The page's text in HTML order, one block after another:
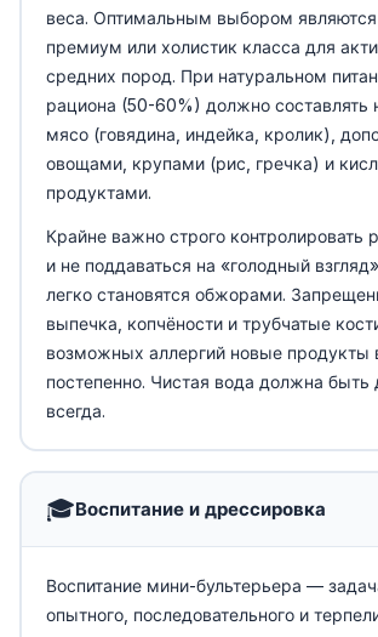
веса. Оптимальным выбором
премиум или холистик класса для
средних пород. При натуральном
рациона (50-60%) должно составлять
мясо (говядина, индейка, кролик),
овощами, крупами (рис, гречка) и
продуктами.
Крайне важно строго контролировать
и не поддаваться на «голодный
легко становятся обжорами.
выпечка, копчёности и трубчатые
возможных аллергий новые продукты
постепенно. Чистая вода должна быть
всегда.
🎓Воспитание и дрессировка
Воспитание мини-бультерьера —
опытного, последовательного и